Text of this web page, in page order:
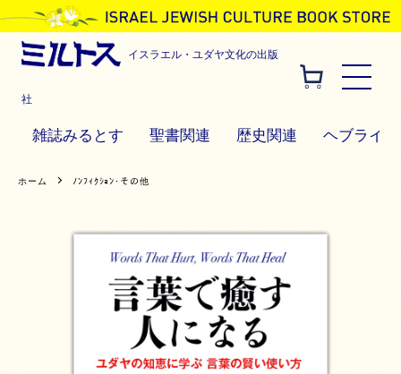
イスラエル・ユダヤ文化の出版
社
雑誌みるとす 聖書関連 歴史関連 ヘブライ
ホーム ﾉﾝﾌｨｸｼｮﾝ･その他